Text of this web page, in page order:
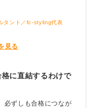
タント／fc-styling代表
見る
に直結するわけで
必ずしも合格につなが